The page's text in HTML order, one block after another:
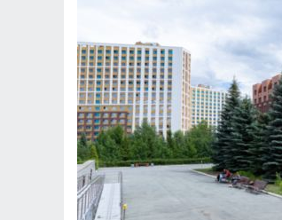
на
трансфер
инноваций
в
промышленность